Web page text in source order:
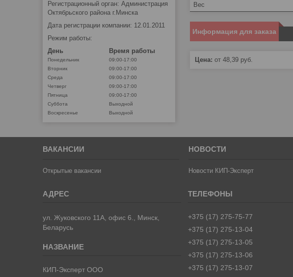
Вес
Информация для заказа
Цена: от 48,39 руб.
Регистрационный орган: Администрация
Октябрьского района г.Минска
Дата регистрации компании: 12.01.2011
Режим работы:
День
Время работы
Понедельник
09:00-17:00
Вторник
09:00-17:00
Среда
09:00-17:00
Четверг
09:00-17:00
Пятница
09:00-17:00
Суббота
Выходной
Воскресенье
Выходной
ВАКАНСИИ
Открытые вакансии
НОВОСТИ
Новости КИП-Эксперт
ул. Жуковского 11А, офис 6., Минск,
Беларусь
КИП-Эксперт ООО
+375 (17) 275-75-77
+375 (17) 275-13-04
+375 (17) 275-13-05
+375 (17) 275-13-06
+375 (17) 275-13-07